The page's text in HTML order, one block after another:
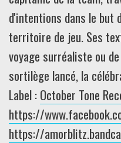
d'intentions dans le but
territoire de jeu. Ses
voyage surréaliste ou
sortilège lancé, la
Label :October Tone
https://
https://